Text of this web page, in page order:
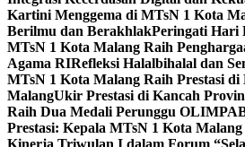
Kartini Menggema di MTsN 1 Kota
Berilmu dan BerakhlakPeringati Hari
MTsN 1 Kota Malang Raih
Agama RIRefleksi Halalbihalal dan
MTsN 1 Kota Malang Raih Prestasi di
MalangUkir Prestasi di Kancah
Raih Dua Medali Perunggu
Prestasi: Kepala MTsN 1 Kota
Kinerja Triwulan I dalam Forum